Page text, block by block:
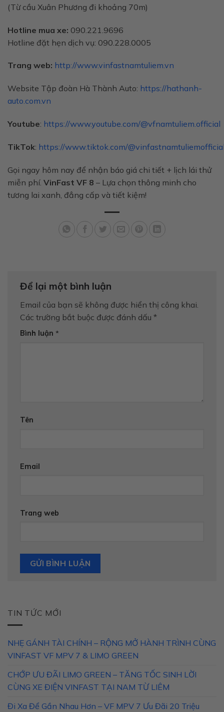
(Từ cầu Xuân Phương đi khoảng 70m)
Hotline mua xe: 090.221.9696
Hotline đặt hẹn dịch vụ: 090.228.0005
Trang web: http://www.vinfastnamtuliem.vn
Website Tập đoàn Hà Thành Auto: https://hathanh-
auto.com.vn
Youtube: https://www.youtube.com/@vfnamtuliem.official
TikTok: https://www.tiktok.com/
Gọi ngay hôm nay để nhận báo giá chi tiết + lịch lái thử
miễn phí. VinFast VF 8 – Lựa chọn thông minh cho
tương lai xanh, đẳng cấp và tiết kiệm!
Để lại một bình luận
Email của bạn sẽ không được hiển thị công khai.
Các trường bắt buộc được đánh dấu *
Bình luận *
Tên
Email
Trang web
TIN TỨC MỚI
NHẸ GÁNH TÀI CHÍNH – RỘNG MỞ HÀNH TRÌNH CÙNG
VINFAST VF MPV 7 & LIMO GREEN
CHỚP ƯU ĐÃI LIMO GREEN – TĂNG TỐC SINH LỜI
CÙNG XE ĐIỆN VINFAST TẠI NAM TỪ LIÊM
Đi Xa Để Gần Nhau Hơn – VF MPV 7 Ưu Đãi 20 Triệu